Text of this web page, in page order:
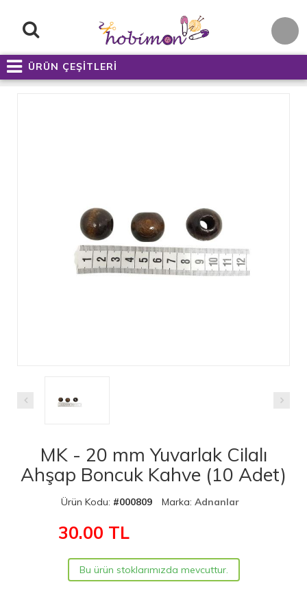
ÜRÜN ÇEŞİTLERİ
MK - 20 mm Yuvarlak Cilalı
Ahşap Boncuk Kahve (10 Adet)
Ürün Kodu: #000809 Marka: Adnanlar
30.00 TL
Bu ürün stoklarımızda mevcuttur.